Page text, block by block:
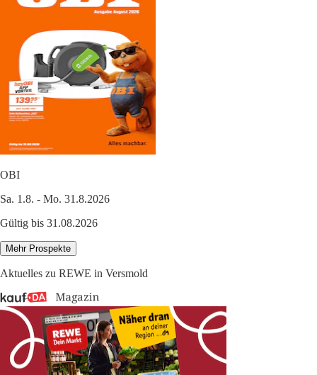
OBI
Sa. 1.8. - Mo. 31.8.2026
Gültig bis 31.08.2026
Mehr Prospekte
Aktuelles zu REWE in Versmold